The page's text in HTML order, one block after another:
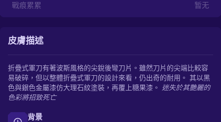
戰痕累累 暂无
皮膚描述
折疊式軍刀有著波斯風格的尖銳後彎刀片。雖然刀片的尖端比較容
易破碎，但以整體折疊式軍刀的設計來看，仍出奇的耐用。 其以黑
色與銀色金屬漆仿大理石紋塗裝，再覆上糖果漆。 迷失於其艷麗的
色彩將招致死亡
背景